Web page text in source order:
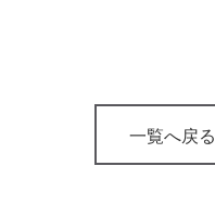
一覧へ戻る